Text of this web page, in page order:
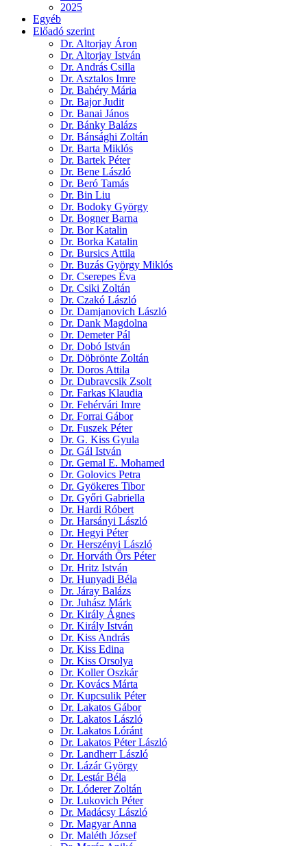
2025
Egyéb
Előadó szerint
Dr. Altorjay Áron
Dr. Altorjay István
Dr. András Csilla
Dr. Asztalos Imre
Dr. Bahéry Mária
Dr. Bajor Judit
Dr. Banai János
Dr. Bánky Balázs
Dr. Bánsághi Zoltán
Dr. Barta Miklós
Dr. Bartek Péter
Dr. Bene László
Dr. Beró Tamás
Dr. Bin Liu
Dr. Bodoky György
Dr. Bogner Barna
Dr. Bor Katalin
Dr. Borka Katalin
Dr. Bursics Attila
Dr. Buzás György Miklós
Dr. Cserepes Éva
Dr. Csiki Zoltán
Dr. Czakó László
Dr. Damjanovich László
Dr. Dank Magdolna
Dr. Demeter Pál
Dr. Dobó István
Dr. Döbrönte Zoltán
Dr. Doros Attila
Dr. Dubravcsik Zsolt
Dr. Farkas Klaudia
Dr. Fehérvári Imre
Dr. Forrai Gábor
Dr. Fuszek Péter
Dr. G. Kiss Gyula
Dr. Gál István
Dr. Gemal E. Mohamed
Dr. Golovics Petra
Dr. Gyökeres Tibor
Dr. Győri Gabriella
Dr. Hardi Róbert
Dr. Harsányi László
Dr. Hegyi Péter
Dr. Herszényi László
Dr. Horváth Örs Péter
Dr. Hritz István
Dr. Hunyadi Béla
Dr. Járay Balázs
Dr. Juhász Márk
Dr. Király Ágnes
Dr. Király István
Dr. Kiss András
Dr. Kiss Edina
Dr. Kiss Orsolya
Dr. Koller Oszkár
Dr. Kovács Márta
Dr. Kupcsulik Péter
Dr. Lakatos Gábor
Dr. Lakatos László
Dr. Lakatos Lóránt
Dr. Lakatos Péter László
Dr. Landherr László
Dr. Lázár György
Dr. Lestár Béla
Dr. Lóderer Zoltán
Dr. Lukovich Péter
Dr. Madácsy László
Dr. Magyar Anna
Dr. Maléth József